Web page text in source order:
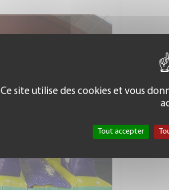
et
Ce site utilise des cookies et vous
Tout accepter